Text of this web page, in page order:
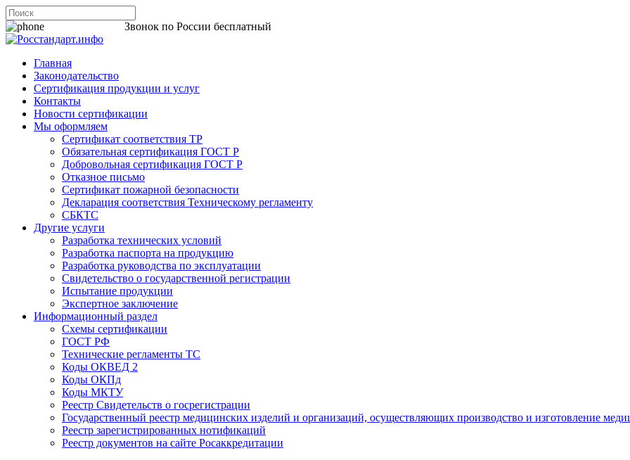
Звонок по России бесплатный
Главная
Законодательство
Сертификация продукции и услуг
Контакты
Новости сертификации
Мы оформляем
Сертификат соответствия ТР
Обязательная сертификация ГОСТ Р
Добровольная сертификация ГОСТ Р
Отказное письмо
Сертификат пожарной безопасности
Декларация соответствия Техническому регламенту
СБКТС
Другие услуги
Разработка технических условий
Разработка паспорта на продукцию
Разработка руководства по эксплуатации
Свидетельство о государственной регистрации
Испытание продукции
Экспертное заключение
Информационный раздел
Схемы сертификации
ГОСТ РФ
Технические регламенты ТС
Коды ОКВЕД 2
Коды ОКПд
Коды МКТУ
Реестр Свидетельств о госрегистрации
Государственный реестр медицинских изделий и организаций, осуществляющих производство и изготовление
Реестр зарегистрированных нотификаций
Реестр документов на сайте Росаккредитации